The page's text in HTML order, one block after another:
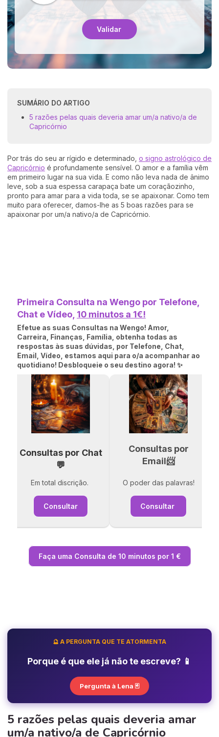
Validar
SUMÁRIO DO ARTIGO
5 razões pelas quais deveria amar um/a nativo/a de
Capricórnio
Por trás do seu ar rígido e determinado, o signo astrológico de
Capricórnio é profundamente sensível. O amor e a família vêm
em primeiro lugar na sua vida. E como não leva nada de ânimo
leve, sob a sua espessa carapaça bate um coraçãozinho,
pronto para amar para a vida toda, se se apaixonar. Como tem
muito para oferecer, damos-lhe as 5 boas razões para se
apaixonar por um/a nativo/a de Capricórnio.
Primeira Consulta na Wengo por Telefone,
Chat e Vídeo, 10 minutos a 1€!
Efetue as suas Consultas na Wengo! Amor,
Carreira, Finanças, Família, obtenha todas as
respostas às suas dúvidas, por Telefone, Chat,
Email, Vídeo, estamos aqui para o/a acompanhar ao
quotidiano! Desbloqueie o seu destino agora! ✨
Consultas por Chat
💬
Em total discrição.
Consultar
Consultas por
Email📨
O poder das palavras!
Consultar
Faça uma Consulta de 10 minutos por 1 €
🔮 A PERGUNTA QUE TE ATORMENTA
Porque é que ele já não te escreve? 📱
Pergunta à Lena 🃏
5 razões pelas quais deveria amar
um/a nativo/a de Capricórnio